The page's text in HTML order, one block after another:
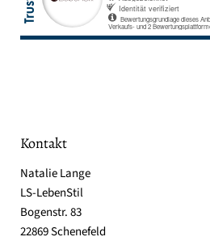
Kontakt
Natalie Lange
LS-LebenStil
Bogenstr. 83
22869 Schenefeld